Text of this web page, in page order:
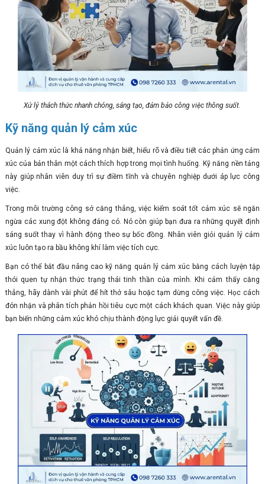
Xử lý thách thức nhanh chóng, sáng tạo, đảm bảo công việc thông suốt.
Kỹ năng quản lý cảm xúc
Quản lý cảm xúc là khả năng nhận biết, hiểu rõ và điều tiết các phản ứng cảm
xúc của bản thân một cách thích hợp trong mọi tình huống. Kỹ năng nền tảng
này giúp nhân viên duy trì sự điềm tĩnh và chuyên nghiệp dưới áp lực công
việc.
Trong môi trường công sở căng thẳng, việc kiểm soát tốt cảm xúc sẽ ngăn
ngừa các xung đột không đáng có. Nó còn giúp bạn đưa ra những quyết định
sáng suốt thay vì hành động theo sự bốc đồng. Nhân viên giỏi quản lý cảm
xúc luôn tạo ra bầu không khí làm việc tích cực.
Bạn có thể bắt đầu nâng cao kỹ năng quản lý cảm xúc bằng cách luyện tập
thói quen tự nhận thức trạng thái tinh thần của mình. Khi cảm thấy căng
thẳng, hãy dành vài phút để hít thở sâu hoặc tạm dừng công việc. Học cách
đón nhận và phân tích phản hồi tiêu cực một cách khách quan. Việc này giúp
bạn biến những cảm xúc khó chịu thành động lực giải quyết vấn đề.